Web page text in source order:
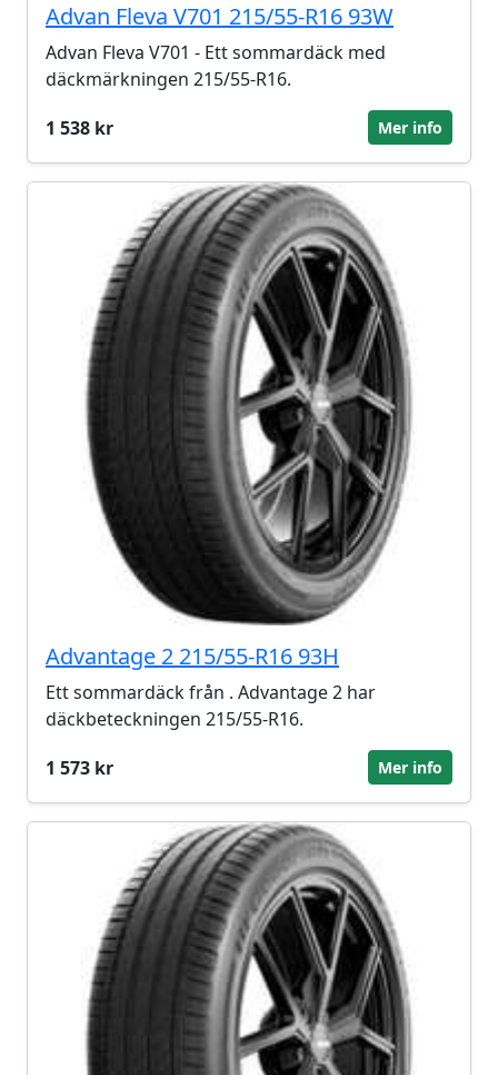
Advan Fleva V701 215/55-R16 93W
Advan Fleva V701 - Ett sommardäck med
däckmärkningen 215/55-R16.
1 538 kr
Mer info
Advantage 2 215/55-R16 93H
Ett sommardäck från . Advantage 2 har
däckbeteckningen 215/55-R16.
1 573 kr
Mer info